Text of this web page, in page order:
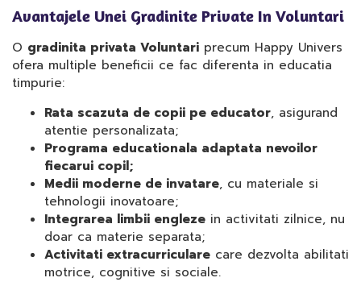
Avantajele Unei Gradinite Private In Voluntari
O gradinita privata Voluntari precum Happy Univers
ofera multiple beneficii ce fac diferenta in educatia
timpurie:
Rata scazuta de copii pe educator, asigurand
atentie personalizata;
Programa educationala adaptata nevoilor
fiecarui copil;
Medii moderne de invatare, cu materiale si
tehnologii inovatoare;
Integrarea limbii engleze in activitati zilnice, nu
doar ca materie separata;
Activitati extracurriculare care dezvolta abilitati
motrice, cognitive si sociale.